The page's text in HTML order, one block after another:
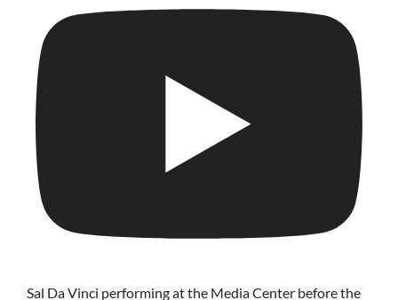
Sal Da Vinci performing at the Media Center before the